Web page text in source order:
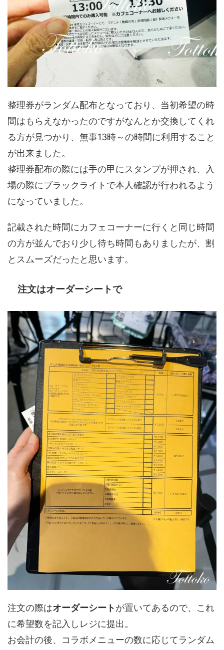
整理券がランダム配布となっており、当初希望の時
間はもらえなかったのですがなんとか交換してくれ
る方が見つかり、無事13時～の時間に利用すること
が出来ました。
整理券配布の際には手の甲にスタンプが押され、入
場の際にブラックライトで本人確認が行われるよう
になっていました。
記載された時間にカフェコーナーに行くと同じ時間
の方が並んでおり少し待ち時間もありましたが、割
とスムーズだったと思います。
注文はオーダーシートで
注文の際はオーダーシートが置いてあるので、これ
に希望数を記入しレジに提出。
お会計の後、コラボメニューの数に応じてランダム